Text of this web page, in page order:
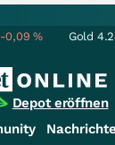
-0,09% Gold
Depot eröffnen